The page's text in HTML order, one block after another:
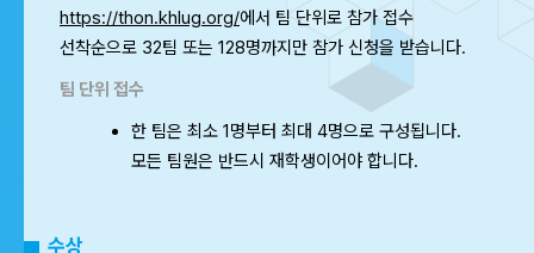
https://thon.khlug.org/에서 팀 단위로 참가 접수
선착순으로 32팀 또는 128명까지만 참가 신청을 받습니다.
팀 단위 접수
한 팀은 최소 1명부터 최대 4명으로 구성됩니다.
모든 팀원은 반드시 재학생이어야 합니다.
수상